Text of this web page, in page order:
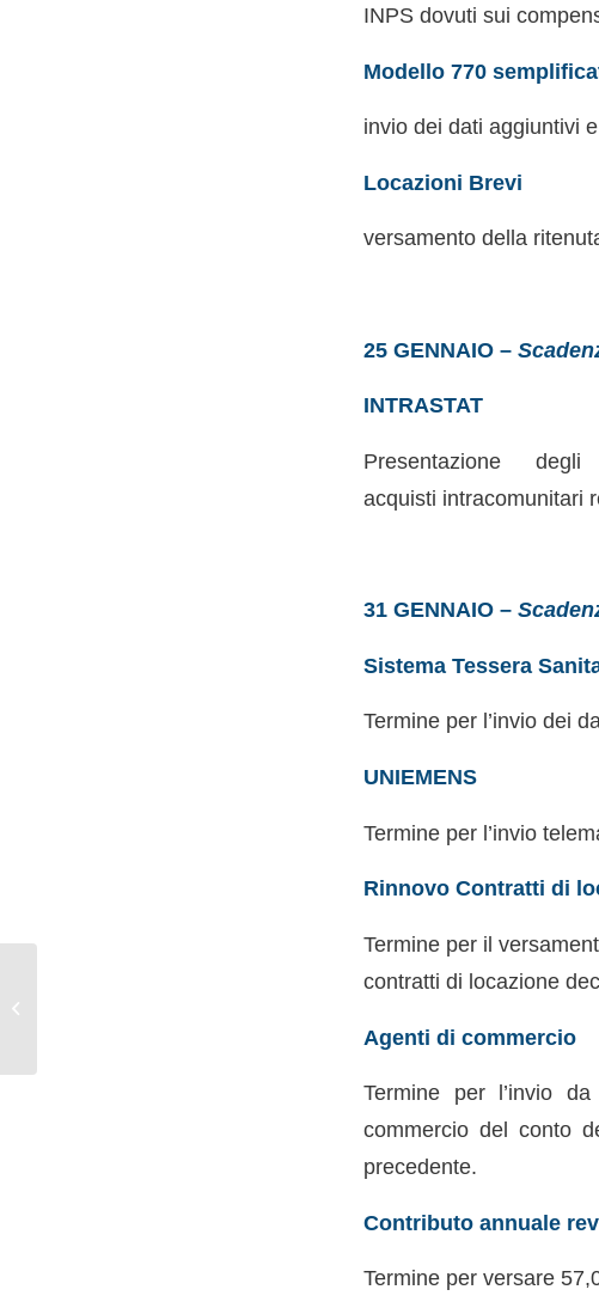
INPS dovuti sui
Modello 770
invio dei dati aggiuntivi
Locazioni Brevi
versamento della
25 GENNAIO –
INTRASTAT
Presentazione
acquisti intracomunitari
31 GENNAIO –
Sistema Tessera
Termine per l’invio dei
UNIEMENS
Termine per l’invio
Rinnovo Contratti di
Termine per il
contratti di locazione
Agenti di commercio
Termine per l’invio
commercio del conto
precedente.
Contributo annuale
Termine per versare